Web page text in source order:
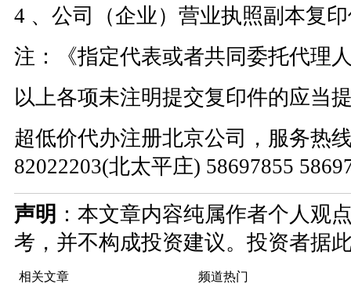
4 、公司（企业）营业执照副本复
注：《指定代表或者共同委托代理
以上各项未注明提交复印件的应当
超低价代办注册北京公司，服务热
82022203(北太平庄) 58697855
声明 ：本文章内容纯属作者个人观
考，并不构成投资建议。投资者据
相关文章
频道热门